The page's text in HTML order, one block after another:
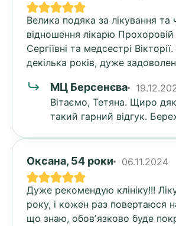
Велика подяка за лікування та
відношення лікарю Прохоровій
Сергіївні та медсестрі
декілька років, дуже
МЦ Берсенєва
Вітаємо, Тетяна. Щиро
такий гарний відгук.
Оксана, 54 роки 06.11.2024
Дуже рекомендую клініку!!!
року, і кожен раз повертаюся
що знаю, обовʼязково буде